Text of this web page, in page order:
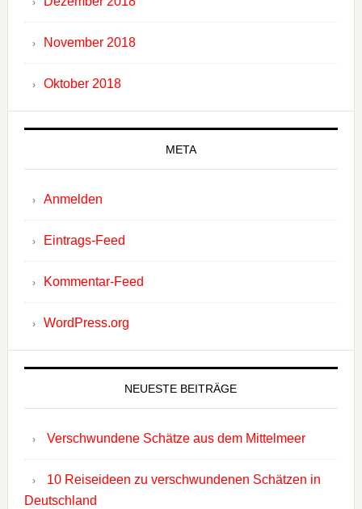
November 2018
Oktober 2018
META
Anmelden
Eintrags-Feed
Kommentar-Feed
WordPress.org
NEUESTE BEITRÄGE
Verschwundene Schätze aus dem Mittelmeer
10 Reiseideen zu verschwundenen Schätzen in
Deutschland